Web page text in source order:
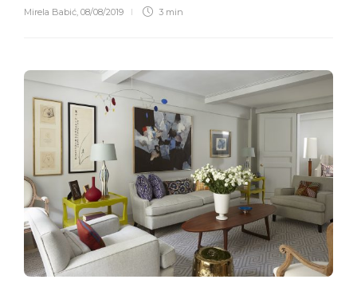
Mirela Babić 08/08/2019 3 min